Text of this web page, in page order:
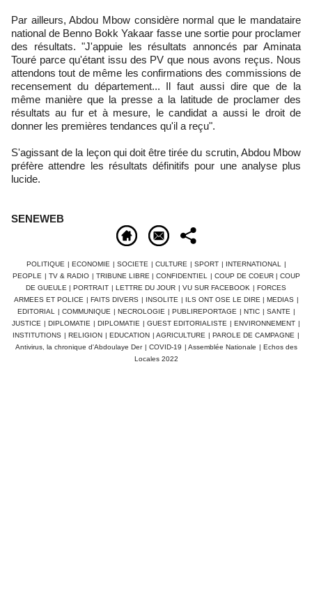
Par ailleurs, Abdou Mbow considère normal que le mandataire
national de Benno Bokk Yakaar fasse une sortie pour proclamer
des résultats. "J'appuie les résultats annoncés par Aminata
Touré parce qu'étant issu des PV que nous avons reçus. Nous
attendons tout de même les confirmations des commissions de
recensement du département... Il faut aussi dire que de la
même manière que la presse a la latitude de proclamer des
résultats au fur et à mesure, le candidat a aussi le droit de
donner les premières tendances qu'il a reçu".
S'agissant de la leçon qui doit être tirée du scrutin, Abdou Mbow
préfère attendre les résultats définitifs pour une analyse plus
lucide.
SENEWEB
POLITIQUE | ECONOMIE | SOCIETE | CULTURE | SPORT | INTERNATIONAL
|
PEOPLE | TV & RADIO | TRIBUNE LIBRE | CONFIDENTIEL | COUP DE COEUR | COUP
DE GUEULE | PORTRAIT | LETTRE DU JOUR | VU SUR FACEBOOK | FORCES
ARMEES ET POLICE | FAITS DIVERS | INSOLITE | ILS ONT OSE LE DIRE | MEDIAS |
EDITORIAL
| COMMUNIQUE | NECROLOGIE | PUBLIREPORTAGE | NTIC | SANTE |
JUSTICE | DIPLOMATIE | DIPLOMATIE | GUEST EDITORIALISTE | ENVIRONNEMENT |
INSTITUTIONS | RELIGION | EDUCATION | AGRICULTURE | PAROLE DE CAMPAGNE |
Antivirus, la chronique d'Abdoulaye Der | COVID-19 | Assemblée Nationale | Echos des
Locales 2022